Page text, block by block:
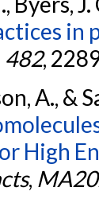
in
482,
A., &
High
,